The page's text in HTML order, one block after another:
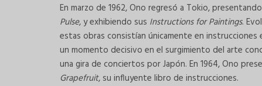
En marzo de 1962, Ono regresó a Tokio,
Pulse, y exhibiendo sus Instructions for Paintings.
estas obras consistían únicamente en
un momento decisivo en el surgimiento del arte
una gira de conciertos por Japón. En 1964, Ono
Grapefruit, su influyente libro de instrucciones.